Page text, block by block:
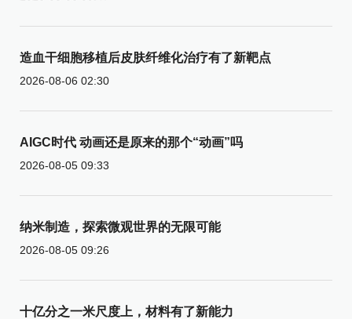
造血干细胞移植后皮肤纤维化治疗有了新靶点
2026-08-06 02:30
AIGC时代 动画还是原来的那个“动画”吗
2026-08-05 09:33
纳米制造，探索微观世界的无限可能
2026-08-05 09:26
十亿分之一米尺度上，材料有了新能力